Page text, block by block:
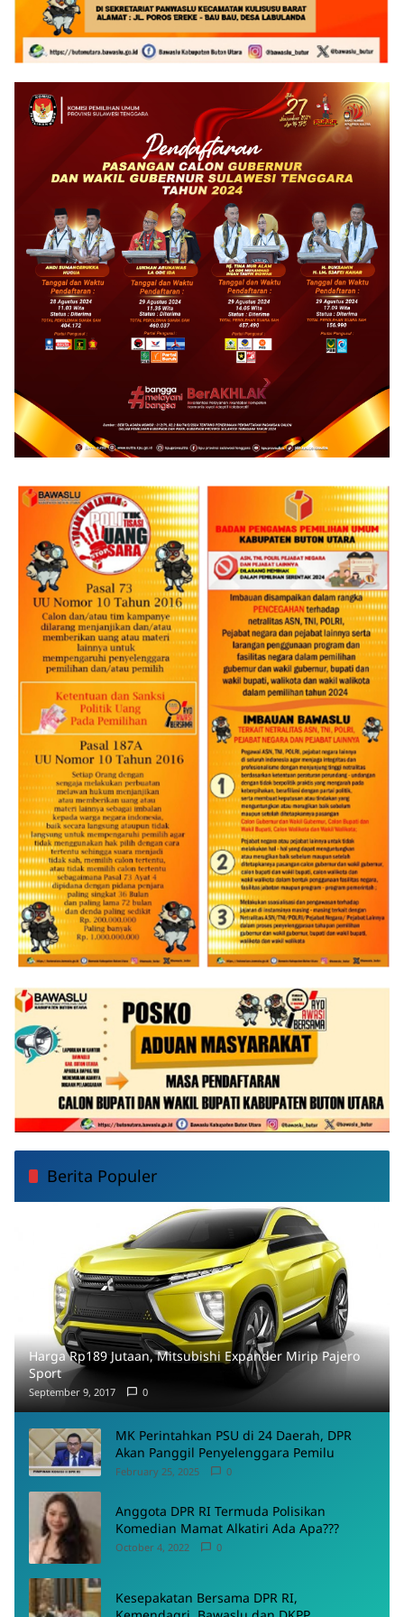
Berita Populer
Harga Rp189 Jutaan, Mitsubishi Expander Mirip Pajero
Sport
September 9, 2017 0
MK Perintahkan PSU di 24 Daerah, DPR
Akan Panggil Penyelenggara Pemilu
February 25, 2025 0
Anggota DPR RI Termuda Polisikan
Komedian Mamat Alkatiri Ada Apa???
October 4, 2022 0
Kesepakatan Bersama DPR RI,